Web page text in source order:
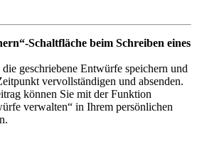
Schaltfläche beim Schreiben eines
geschriebene Entwürfe speichern und
vervollständigen und absenden.
können Sie mit der Funktion
verwalten“ in Ihrem persönlichen